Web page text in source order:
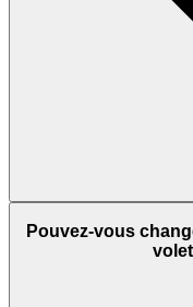
Pouvez-vous